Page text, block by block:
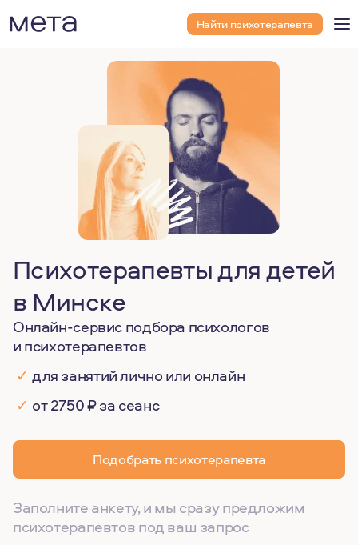
Найти психотерапевта
Психотерапевты для детей
в Минске
Онлайн-сервис подбора психологов
и психотерапевтов
✓ для занятий лично или онлайн
✓ от 2750 ₽ за сеанс
Подобрать психотерапевта
Заполните анкету, и мы сразу предложим
психотерапевтов под ваш запрос